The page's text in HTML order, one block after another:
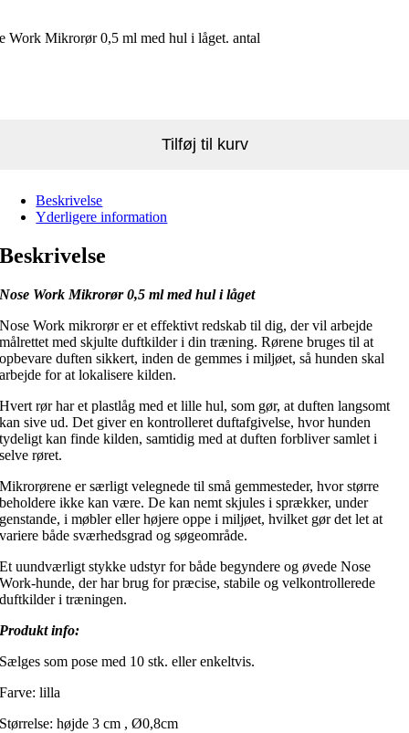
Work Mikrorør 0,5 ml med hul i låget. antal
Tilføj til kurv
Beskrivelse
Yderligere information
Beskrivelse
Nose Work Mikrorør 0,5 ml med hul i låget
Nose Work mikrorør er et effektivt redskab til dig, der vil arbejde
målrettet med skjulte duftkilder i din træning. Rørene bruges til at
opbevare duften sikkert, inden de gemmes i miljøet, så hunden skal
arbejde for at lokalisere kilden.
Hvert rør har et plastlåg med et lille hul, som gør, at duften langsomt
kan sive ud. Det giver en kontrolleret duftafgivelse, hvor hunden
tydeligt kan finde kilden, samtidig med at duften forbliver samlet i
selve røret.
Mikrorørene er særligt velegnede til små gemmesteder, hvor større
beholdere ikke kan være. De kan nemt skjules i sprækker, under
genstande, i møbler eller højere oppe i miljøet, hvilket gør det let at
variere både sværhedsgrad og søgeområde.
Et uundværligt stykke udstyr for både begyndere og øvede Nose
Work-hunde, der har brug for præcise, stabile og velkontrollerede
duftkilder i træningen.
Produkt info:
Sælges som pose med 10 stk. eller enkeltvis.
Farve: lilla
Størrelse: højde 3 cm , Ø0,8cm